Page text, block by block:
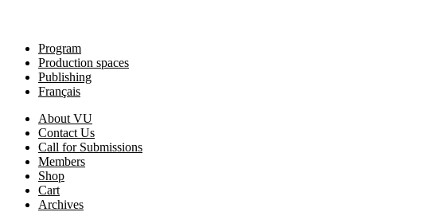
Program
Production spaces
Publishing
Français
About VU
Contact Us
Call for Submissions
Members
Shop
Cart
Archives